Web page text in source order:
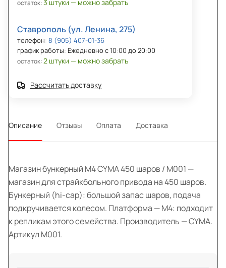
остаток:3 штуки — можно забрать
Ставрополь (ул. Ленина, 275)
телефон: 8 (905) 407-01-36
график работы: Ежедневно с 10:00 до 20:00
остаток:2 штуки — можно забрать
Рассчитать доставку
Описание Отзывы Оплата Доставка
Магазин бункерный M4 CYMA 450 шаров / М001 —
магазин для страйкбольного привода на 450 шаров.
Бункерный (hi-cap): большой запас шаров, подача
подкручивается колесом. Платформа — M4: подходит
к репликам этого семейства. Производитель — CYMA.
Артикул M001.